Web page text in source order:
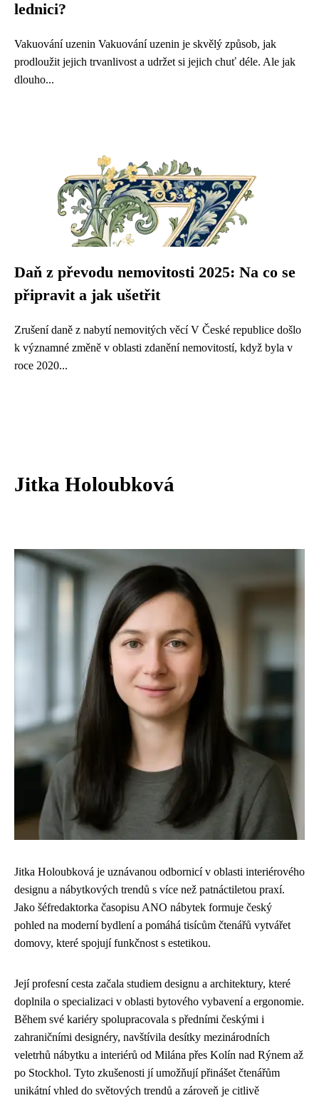
lednici?
Vakuování uzenin Vakuování uzenin je skvělý způsob, jak
prodloužit jejich trvanlivost a udržet si jejich chuť déle. Ale jak
dlouho...
Daň z převodu nemovitosti 2025: Na co se
připravit a jak ušetřit
Zrušení daně z nabytí nemovitých věcí V České republice došlo
k významné změně v oblasti zdanění nemovitostí, když byla v
roce 2020...
Jitka Holoubková
Jitka Holoubková je uznávanou odbornicí v oblasti interiérového
designu a nábytkových trendů s více než patnáctiletou praxí.
Jako šéfredaktorka časopisu ANO nábytek formuje český
pohled na moderní bydlení a pomáhá tisícům čtenářů vytvářet
domovy, které spojují funkčnost s estetikou.
Její profesní cesta začala studiem designu a architektury, které
doplnila o specializaci v oblasti bytového vybavení a ergonomie.
Během své kariéry spolupracovala s předními českými i
zahraničními designéry, navštívila desítky mezinárodních
veletrhů nábytku a interiérů od Milána přes Kolín nad Rýnem až
po Stockhol. Tyto zkušenosti jí umožňují přinášet čtenářům
unikátní vhled do světových trendů a zároveň je citlivě